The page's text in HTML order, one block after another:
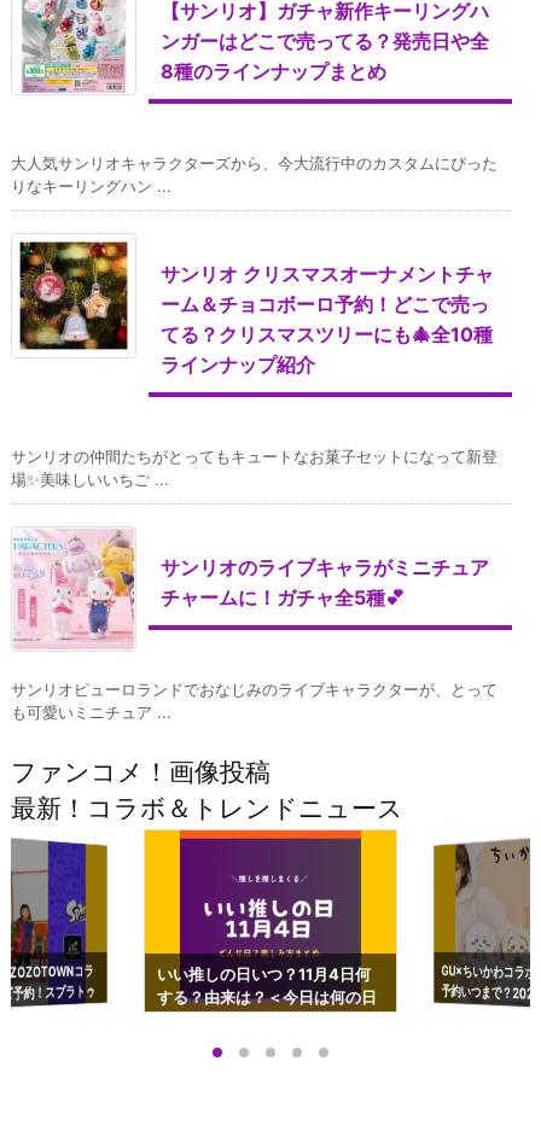
【サンリオ】ガチャ新作キーリングハ
ンガーはどこで売ってる？発売日や全
8種のラインナップまとめ
大人気サンリオキャラクターズから、今大流行中のカスタムにぴった
りなキーリングハン ...
サンリオ クリスマスオーナメントチャ
ーム＆チョコボーロ予約！どこで売っ
てる？クリスマスツリーにも🎄全10種
ラインナップ紹介
サンリオの仲間たちがとってもキュートなお菓子セットになって新登
場✨美味しいいちご ...
サンリオのライブキャラがミニチュア
チャームに！ガチャ全5種💕
サンリオピューロランドでおなじみのライブキャラクターが、とって
も可愛いミニチュア ...
ファンコメ！画像投稿
最新！コラボ＆トレンドニュース
コラ
予約！スプラトゥ
ップも渋谷Hz
いい推しの日いつ？11月4日何
する？由来は？＜今日は何の日
GU×ちいかわコラ
予約いつまで？
ーチやショルダー